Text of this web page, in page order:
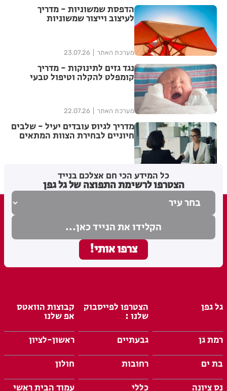
הדפסת שמשוניות - מדריך
לעיצוב וייצור שמשוניות
מערכת האתר 23.07.26
נגד גזים לתינוקות - מדריך
קומפלט להקלה וטיפול טבעי
מערכת האתר 22.07.26
מדריך לגיוס עובדים יעיל - שלבים
חיוניים לבחירת הצוות המתאים
כל המידע הכי חם אצלכם בנייד
הצטרפו לרשימת התפוצה של גל גפן
גל גפן הצטרפו לפייסבוק
שלנו :
קבוצות הוואטס
אפ שלנו
רמת גן
גבעתיים
ראשון-לציון
בת ים
רחובות
חולון
נס ציונה
כללי עמוד הבית ראשי